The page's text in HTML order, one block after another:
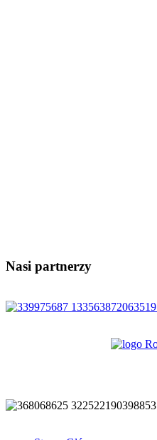
Nasi partnerzy